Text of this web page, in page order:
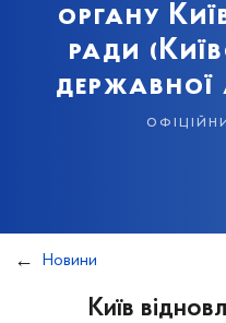
органу
ради
державної
Новини
Київ